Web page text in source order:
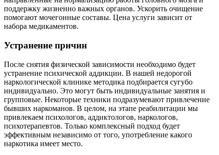
поддержку жизненно важных органов. Ускорить очищение
помогают мочегонные составы. Цена услуги зависит от
набора медикаментов.
Устранение причин
После снятия физической зависимости необходимо будет
устранение психической аддикции. В нашей недорогой
наркологической клинике методика подбирается сугубо
индивидуально. Это могут быть индивидуальные занятия и
групповые. Некоторые техники подразумевают привлечение
бывших наркоманов. В целом, на этапе реабилитации мы
привлекаем психологов, аддиктологов, наркологов,
психотерапевтов. Только комплексный подход будет
эффективным независимо от того, употребление какого
наркотика имеет место.